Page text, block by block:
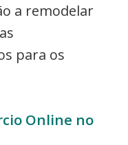
a remodelar
para os
Online no